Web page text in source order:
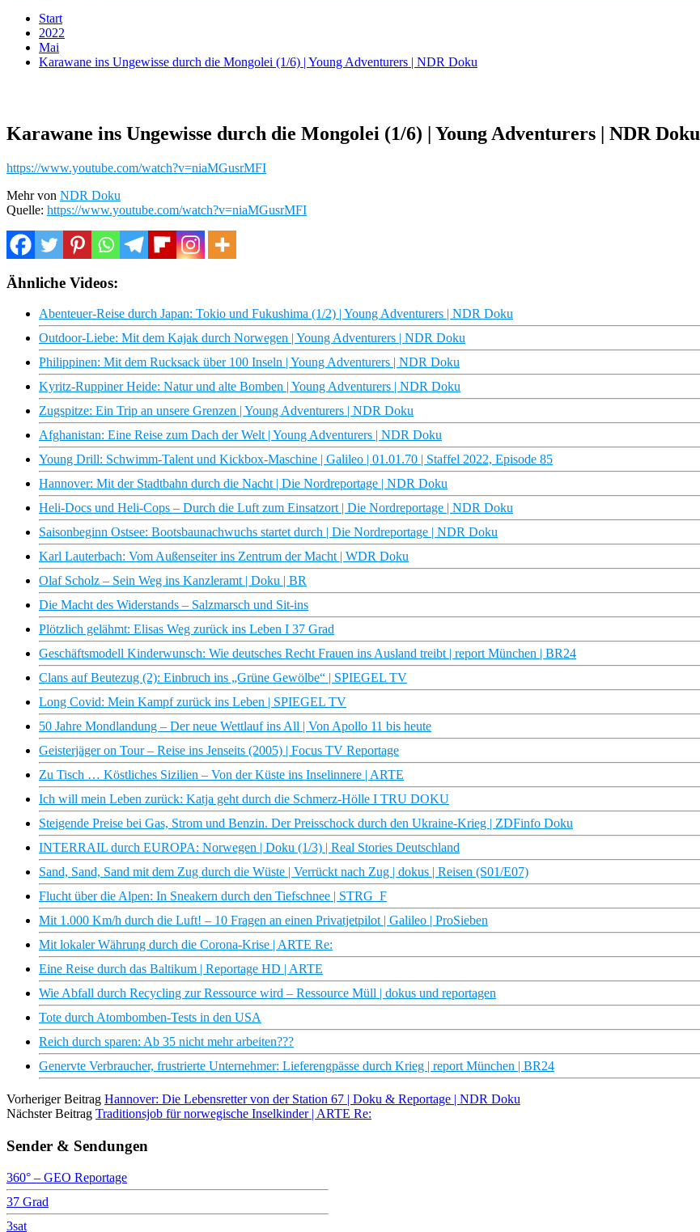
Start
2022
Mai
Karawane ins Ungewisse durch die Mongolei (1/6) | Young Adventurers | NDR Doku
Karawane ins Ungewisse durch die Mongolei (1/6) | Young Adventurers | NDR Doku
https://www.youtube.com/watch?v=niaMGusrMFI
Mehr von NDR Doku
Quelle: https://www.youtube.com/watch?v=niaMGusrMFI
Ähnliche Videos:
Abenteuer-Reise durch Japan: Tokio und Fukushima (1/2) | Young Adventurers | NDR Doku
Outdoor-Liebe: Mit dem Kajak durch Norwegen | Young Adventurers | NDR Doku
Philippinen: Mit dem Rucksack über 100 Inseln | Young Adventurers | NDR Doku
Kyritz-Ruppiner Heide: Natur und alte Bomben | Young Adventurers | NDR Doku
Zugspitze: Ein Trip an unsere Grenzen | Young Adventurers | NDR Doku
Afghanistan: Eine Reise zum Dach der Welt | Young Adventurers | NDR Doku
Young Drill: Schwimm-Talent und Kickbox-Maschine | Galileo | 01.01.70 | Staffel 2022, Episode 85
Hannover: Mit der Stadtbahn durch die Nacht | Die Nordreportage | NDR Doku
Heli-Docs und Heli-Cops – Durch die Luft zum Einsatzort | Die Nordreportage | NDR Doku
Saisonbeginn Ostsee: Bootsbaunachwuchs startet durch | Die Nordreportage | NDR Doku
Karl Lauterbach: Vom Außenseiter ins Zentrum der Macht | WDR Doku
Olaf Scholz – Sein Weg ins Kanzleramt | Doku | BR
Die Macht des Widerstands – Salzmarsch und Sit-ins
Plötzlich gelähmt: Elisas Weg zurück ins Leben I 37 Grad
Geschäftsmodell Kinderwunsch: Wie deutsches Recht Frauen ins Ausland treibt | report München | BR24
Clans auf Beutezug (2): Einbruch ins „Grüne Gewölbe“ | SPIEGEL TV
Long Covid: Mein Kampf zurück ins Leben | SPIEGEL TV
50 Jahre Mondlandung – Der neue Wettlauf ins All | Von Apollo 11 bis heute
Geisterjäger on Tour – Reise ins Jenseits (2005) | Focus TV Reportage
Zu Tisch … Köstliches Sizilien – Von der Küste ins Inselinnere | ARTE
Ich will mein Leben zurück: Katja geht durch die Schmerz-Hölle I TRU DOKU
Steigende Preise bei Gas, Strom und Benzin. Der Preisschock durch den Ukraine-Krieg | ZDFinfo Doku
INTERRAIL durch EUROPA: Norwegen | Doku (1/3) | Real Stories Deutschland
Sand, Sand, Sand mit dem Zug durch die Wüste | Verrückt nach Zug | dokus | Reisen (S01/E07)
Flucht über die Alpen: In Sneakern durch den Tiefschnee | STRG_F
Mit 1.000 Km/h durch die Luft! – 10 Fragen an einen Privatjetpilot | Galileo | ProSieben
Mit lokaler Währung durch die Corona-Krise | ARTE Re:
Eine Reise durch das Baltikum | Reportage HD | ARTE
Wie Abfall durch Recycling zur Ressource wird – Ressource Müll | dokus und reportagen
Tote durch Atombomben-Tests in den USA
Reich durch sparen: Ab 35 nicht mehr arbeiten???
Genervte Verbraucher, frustrierte Unternehmer: Lieferengpässe durch Krieg | report München | BR24
Vorheriger Beitrag Hannover: Die Lebensretter von der Station 67 | Doku & Reportage | NDR Doku
Nächster Beitrag Traditionsjob für norwegische Inselkinder | ARTE Re:
Sender & Sendungen
360° – GEO Reportage
37 Grad
3sat